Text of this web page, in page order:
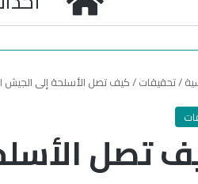
/تحقيقات/كيف تصل الأسلحة إلى الجيش
تصل